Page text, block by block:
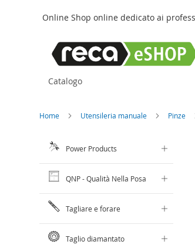
Online Shop online dedicato ai
Catalogo
Home Utensileria manuale Pinze
Power Products
QNP - Qualità Nella Posa
Tagliare e forare
Taglio diamantato